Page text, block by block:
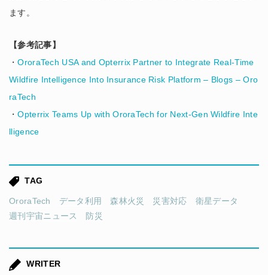
ます。
【参考記事】
・OroraTech USA and Opterrix Partner to Integrate Real-Time
Wildfire Intelligence Into Insurance Risk Platform – Blogs – Oro
raTech
・Opterrix Teams Up with OroraTech for Next-Gen Wildfire Inte
lligence
TAG
OroraTech データ利用 森林火災 災害対応
衛星データ
週刊宇宙ニュース
防災
WRITER